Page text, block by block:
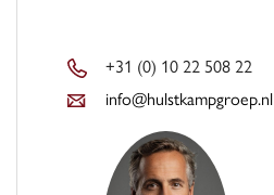
Een impressie:
BEGANE GROND
Chique lobby met liften
+31 (0) 10 22 508 22
info@hulstkampgroep.nl